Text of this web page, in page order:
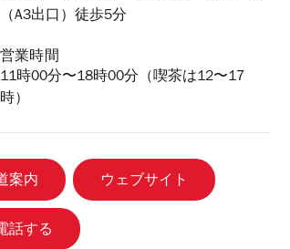
（A3出口）徒歩5分
営業時間
11時00分〜18時00分（喫茶は12〜17
時）
案内 ウェブサイト
話する